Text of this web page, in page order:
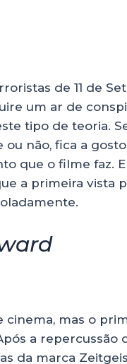
de 11 de
um ar de
tipo de teoria.
não, fica a
que o filme faz.
a primeira vista
mas o
a repercussão
da marca